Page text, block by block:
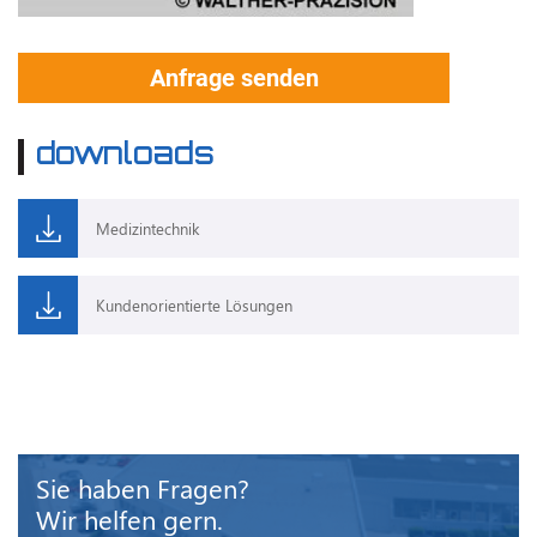
Anfrage senden
downloads
Medizintechnik
Kundenorientierte Lösungen
Sie haben Fragen?
Wir helfen gern.